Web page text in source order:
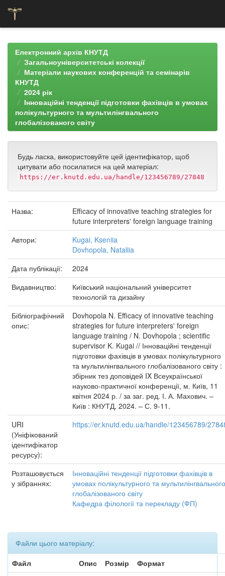
navigationЕлектронний архів КНУТД
Загальноуніверситетські колекції
Матеріали наукових конференцій та семінарів
КНУТД
2024 рік
Інноваційні тенденції підготовки фахівців в умовах
полікультурного та мультилінгвального
глобалізованого світу
Будь ласка, використовуйте цей ідентифікатор, щоб
цитувати або посилатися на цей матеріал:
https://er.knutd.edu.ua/handle/123456789/27848
Назва:
Efficacy of innovative teaching strategies for
future interpreters' foreign language training
Автори:
Kugai, Kseniia
Dovhopola, Nataliia
Дата публікації:
2024
Видавництво:
Київський національний університет
технологій та дизайну
Бібліографічний
опис:
Dovhopola N. Efficacy of innovative teaching
strategies for future interpreters' foreign
language training / N. Dovhopola ; scientific
supervisor K. Kugai // Інноваційні тенденції
підготовки фахівців в умовах полікультурного
та мультилінгвального глобалізованого світу :
збірник тез доповідей IX Всеукраїнської
науково-практичної конференції, м. Київ, 11
квітня 2024 р. / за заг. ред. І. А. Махович. –
Київ : КНУТД, 2024. – С. 9-11.
URI
(Уніфікований
ідентифікатор
ресурсу):
https://er.knutd.edu.ua/handle/123456789/
Розташовується
у зібраннях:
Інноваційні тенденції підготовки фахівців в
умовах полікультурного та мультилінгвального
глобалізованого світу
Кафедра філології та перекладу (ФП)
Файли цього матеріалу:
Файл
Опис Розмір
Формат